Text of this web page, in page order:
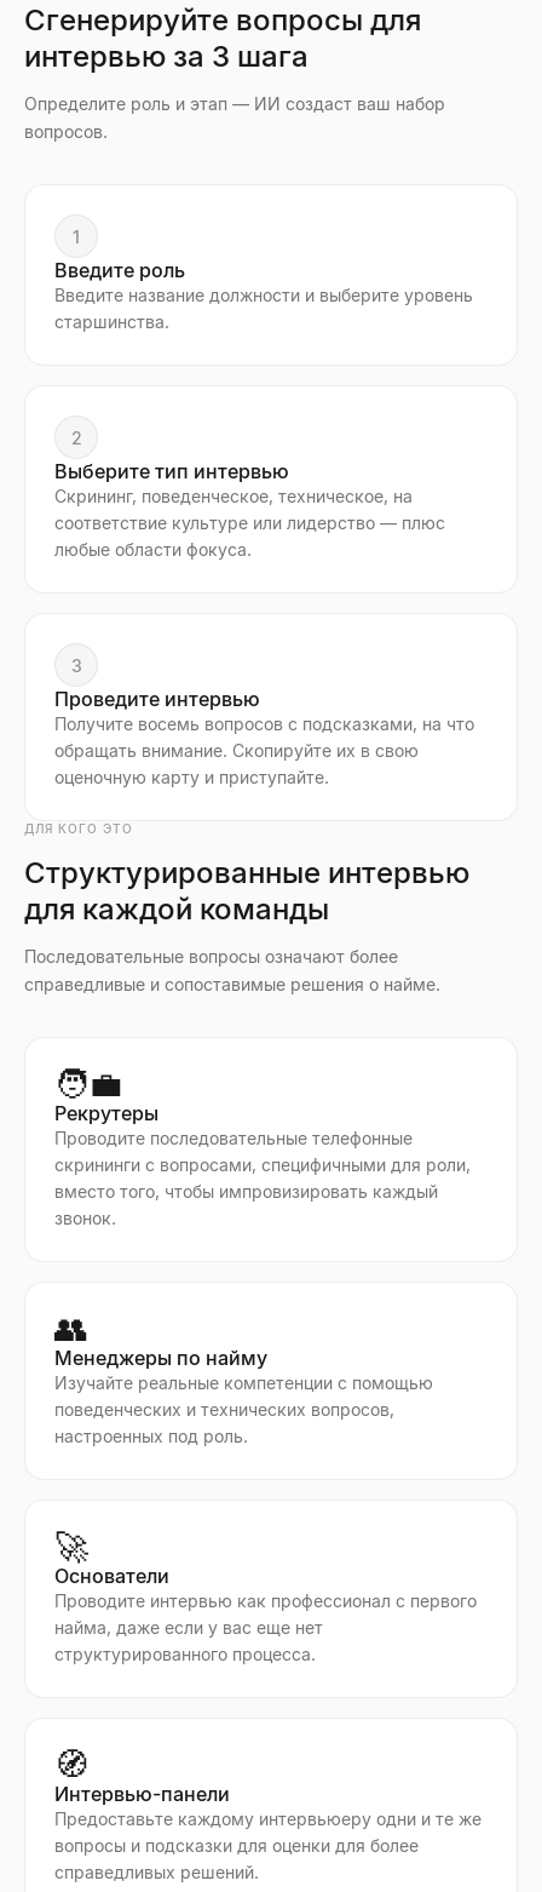
Сгенерируйте вопросы для
интервью за 3 шага
Определите роль и этап — ИИ создаст ваш набор
вопросов.
1
Введите роль
Введите название должности и выберите уровень
старшинства.
2
Выберите тип интервью
Скрининг, поведенческое, техническое, на
соответствие культуре или лидерство — плюс
любые области фокуса.
3
Проведите интервью
Получите восемь вопросов с подсказками, на что
обращать внимание. Скопируйте их в свою
оценочную карту и приступайте.
ДЛЯ КОГО ЭТО
Структурированные интервью
для каждой команды
Последовательные вопросы означают более
справедливые и сопоставимые решения о найме.
🧑‍💼
Рекрутеры
Проводите последовательные телефонные
скрининги с вопросами, специфичными для роли,
вместо того, чтобы импровизировать каждый
звонок.
👥
Менеджеры по найму
Изучайте реальные компетенции с помощью
поведенческих и технических вопросов,
настроенных под роль.
🚀
Основатели
Проводите интервью как профессионал с первого
найма, даже если у вас еще нет
структурированного процесса.
🧭
Интервью-панели
Предоставьте каждому интервьюеру одни и те же
вопросы и подсказки для оценки для более
справедливых решений.